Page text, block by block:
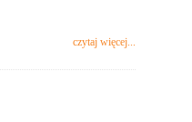
czytaj więcej...